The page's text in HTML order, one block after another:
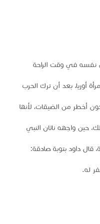
نفسه في وقت الراحة
أوريا، بعد أن ترك الحرب
أخطر من الضيقات، لأنها
حين واجهه ناثان النبي
قال داود بتوبة صادقة:
له.